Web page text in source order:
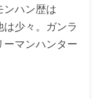
ンハン歴は
少々。ガンラ
ーマンハンター